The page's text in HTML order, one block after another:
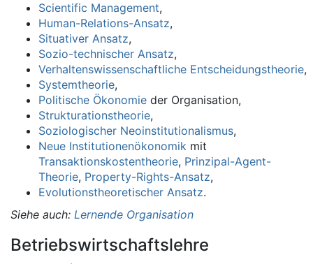
Scientific Management,
Human-Relations-Ansatz,
Situativer Ansatz,
Sozio-technischer Ansatz,
Verhaltenswissenschaftliche Entscheidungstheorie,
Systemtheorie,
Politische Ökonomie der Organisation,
Strukturationstheorie,
Soziologischer Neoinstitutionalismus,
Neue Institutionenökonomik mit
Transaktionskostentheorie, Prinzipal-Agent-
Theorie, Property-Rights-Ansatz,
Evolutionstheoretischer Ansatz.
Siehe auch: Lernende Organisation
Betriebswirtschaftslehre